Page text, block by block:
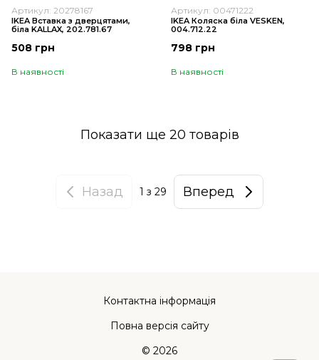
Артикул: 20278167
IKEA Вставка з дверцятами,
біла KALLAX, 202.781.67
508 грн
В наявності
Артикул: 00471222
IKEA Коляска біла VESKEN,
004.712.22
798 грн
В наявності
Показати ще 20 товарів
Назад 1 з 29 Вперед
Контактна інформація
Повна версія сайту
© 2026